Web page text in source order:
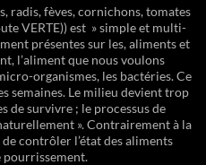
radis, fèves, cornichons, tomates
VERTE)) est » simple et multi-
présentes sur les, aliments et
l’aliment que nous voulons
organismes, les bactéries. Ce
semaines. Le milieu devient trop
de survivre ; le processus de
». Contrairement à la
contrôler l’état des aliments
pourrissement.